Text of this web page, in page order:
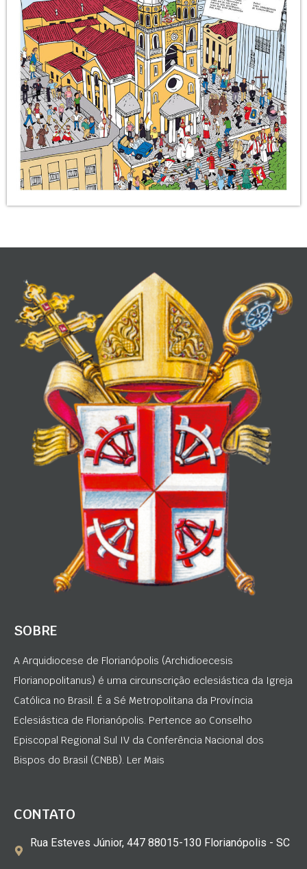
SOBRE
A Arquidiocese de Florianópolis (Archidioecesis
Florianopolitanus) é uma circunscrição eclesiástica da Igreja
Católica no Brasil. É a Sé Metropolitana da Província
Eclesiástica de Florianópolis. Pertence ao Conselho
Episcopal Regional Sul IV da Conferência Nacional dos
Bispos do Brasil (CNBB). Ler Mais
CONTATO
Rua Esteves Júnior, 447 88015-130 Florianópolis - SC